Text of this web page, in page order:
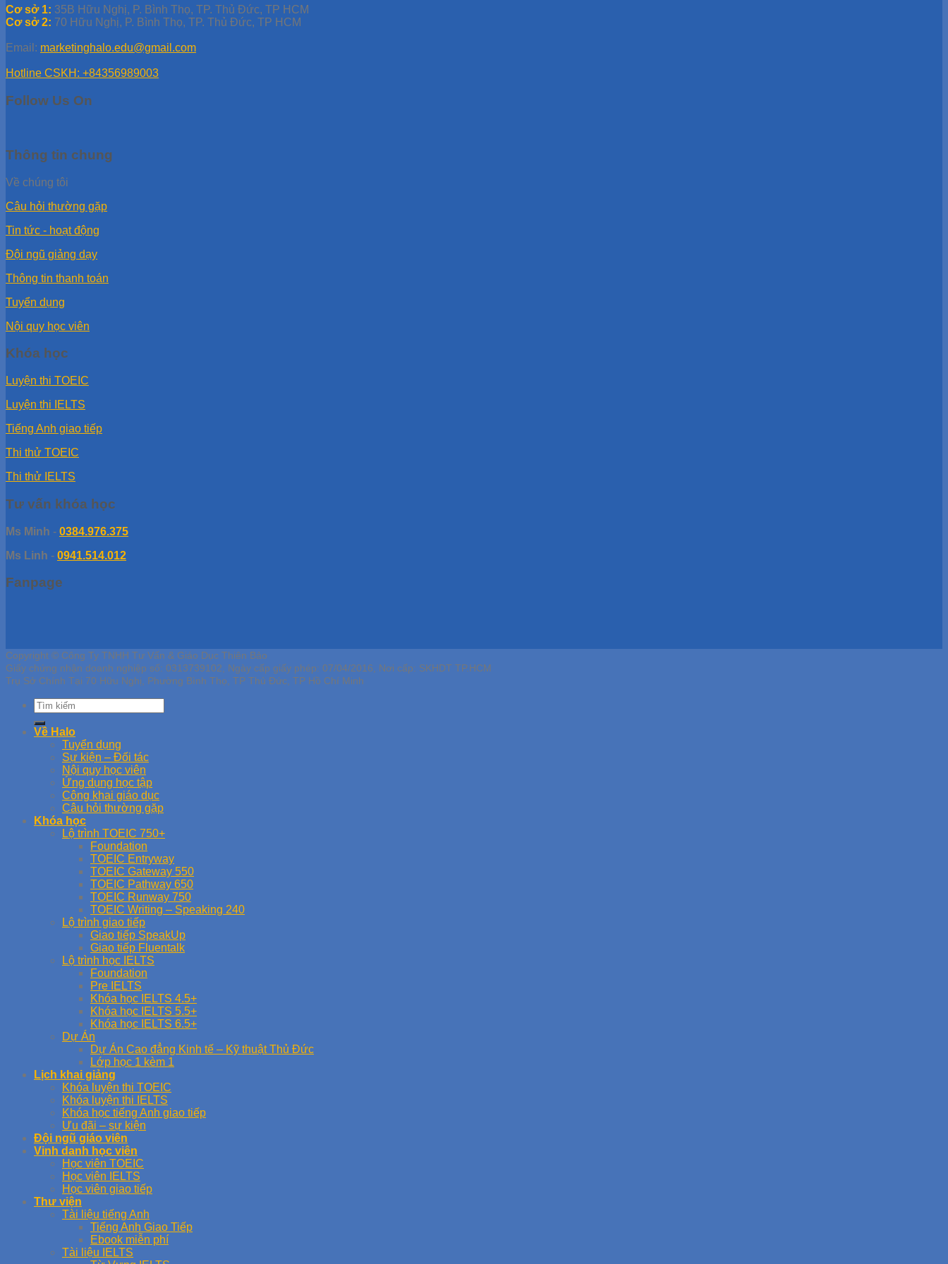
Cơ sở 1: 35B Hữu Nghị, P. Bình Thọ, TP. Thủ Đức, TP HCM
Cơ sở 2: 70 Hữu Nghị, P. Bình Thọ, TP. Thủ Đức, TP HCM
Email: marketinghalo.edu@gmail.com
Hotline CSKH: +84356989003
Follow Us On
Thông tin chung
Về chúng tôi
Câu hỏi thường gặp
Tin tức - hoạt động
Đội ngũ giảng dạy
Thông tin thanh toán
Tuyển dụng
Nội quy học viên
Khóa học
Luyện thi TOEIC
Luyện thi IELTS
Tiếng Anh giao tiếp
Thi thử TOEIC
Thi thử IELTS
Tư vấn khóa học
Ms Minh - 0384.976.375
Ms Linh - 0941.514.012
Fanpage
Copyright © Công Ty TNHH Tư Vấn & Giáo Dục Thiên Bảo
Giấy chứng nhận doanh nghiệp số: 0313739102, Ngày cấp giấy phép: 07/04/2016, Nơi cấp: SKHDT TP.HCM
Trụ Sở Chính Tại 70 Hữu Nghị, Phường Bình Thọ, TP Thủ Đức, TP Hồ Chí Minh
Về Halo
Tuyển dụng
Sự kiện – Đối tác
Nội quy học viên
Ứng dụng học tập
Công khai giáo dục
Câu hỏi thường gặp
Khóa học
Lộ trình TOEIC 750+
Foundation
TOEIC Entryway
TOEIC Gateway 550
TOEIC Pathway 650
TOEIC Runway 750
TOEIC Writing – Speaking 240
Lộ trình giao tiếp
Giao tiếp SpeakUp
Giao tiếp Fluentalk
Lộ trình học IELTS
Foundation
Pre IELTS
Khóa học IELTS 4.5+
Khóa học IELTS 5.5+
Khóa học IELTS 6.5+
Dự Án
Dự Án Cao đẳng Kinh tế – Kỹ thuật Thủ Đức
Lớp học 1 kèm 1
Lịch khai giảng
Khóa luyện thi TOEIC
Khóa luyện thi IELTS
Khóa học tiếng Anh giao tiếp
Ưu đãi – sự kiện
Đội ngũ giáo viên
Vinh danh học viên
Học viên TOEIC
Học viên IELTS
Học viên giao tiếp
Thư viện
Tài liệu tiếng Anh
Tiếng Anh Giao Tiếp
Ebook miễn phí
Tài liệu IELTS